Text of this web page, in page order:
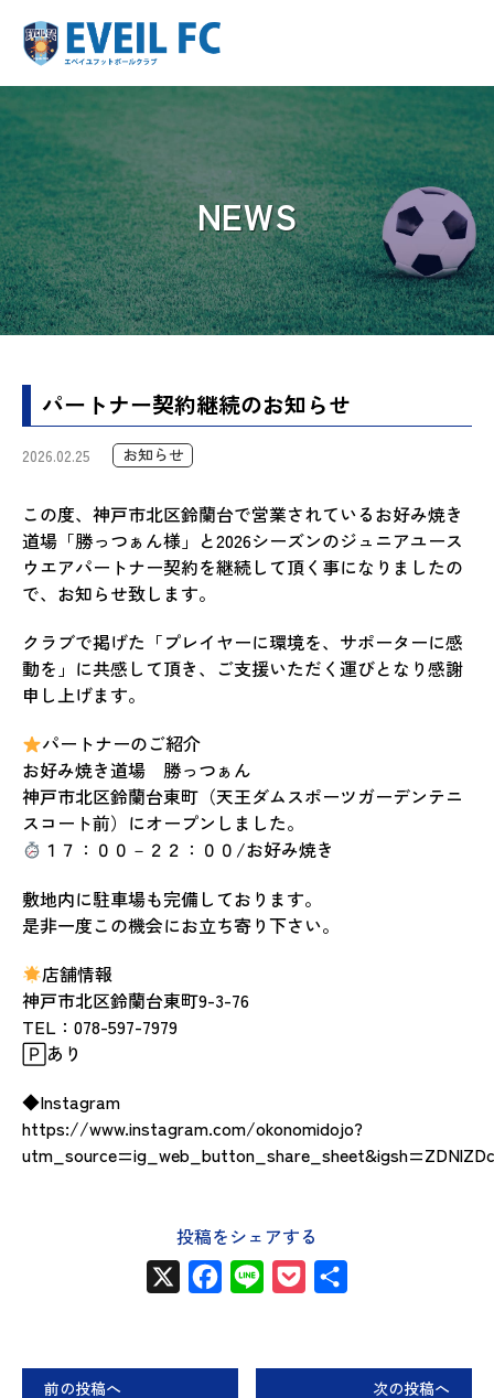
NEWS
パートナー契約継続のお知らせ
2026.02.25 お知らせ
この度、神戸市北区鈴蘭台で営業されているお好み焼き
道場「勝っつぁん様」と2026シーズンのジュニアユース
ウエアパートナー契約を継続して頂く事になりましたの
で、お知らせ致します。
クラブで掲げた「プレイヤーに環境を、サポーターに感
動を」に共感して頂き、ご支援いただく運びとなり感謝
申し上げます。
パートナーのご紹介
お好み焼き道場 勝っつぁん
神戸市北区鈴蘭台東町（天王ダムスポーツガーデンテニ
スコート前）にオープンしました。
１７：００－２２：００/お好み焼き
敷地内に駐車場も完備しております。
是非一度この機会にお立ち寄り下さい。
店舗情報
神戸市北区鈴蘭台東町9-3-76
TEL：078-597-7979
🄿あり
◆Instagram
https://www.instagram.com/okonomidojo?
投稿をシェアする
Facebook
Line Pocket
前の投稿へ
次の投稿へ